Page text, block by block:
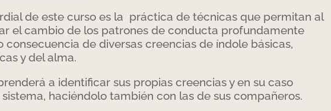
de este curso es la práctica de técnicas que permitan al
el cambio de los patrones de conducta profundamente
consecuencia de diversas creencias de índole básicas,
y del alma.
a identificar sus propias creencias y en su caso
haciéndolo también con las de sus compañeros.